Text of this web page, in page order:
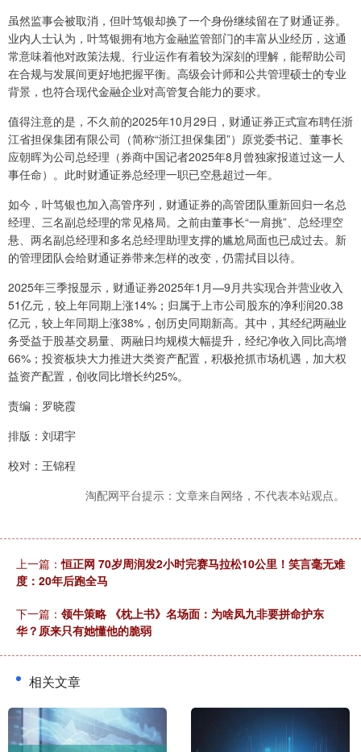
虽然监事会被取消，但叶笃银却换了一个身份继续留在了财通证券。
业内人士认为，叶笃银拥有地方金融监管部门的丰富从业经历，这通
常意味着他对政策法规、行业运作有着较为深刻的理解，能帮助公司
在合规与发展间更好地把握平衡。高级会计师和公共管理硕士的专业
背景，也符合现代金融企业对高管复合能力的要求。
值得注意的是，不久前的2025年10月29日，财通证券正式宣布聘任浙
江省担保集团有限公司（简称“浙江担保集团”）原党委书记、董事长
应朝晖为公司总经理（券商中国记者2025年8月曾独家报道过这一人
事任命）。此时财通证券总经理一职已空悬超过一年。
如今，叶笃银也加入高管序列，财通证券的高管团队重新回归一名总
经理、三名副总经理的常见格局。之前由董事长“一肩挑”、总经理空
悬、两名副总经理和多名总经理助理支撑的尴尬局面也已成过去。新
的管理团队会给财通证券带来怎样的改变，仍需拭目以待。
2025年三季报显示，财通证券2025年1月—9月共实现合并营业收入
51亿元，较上年同期上涨14%；归属于上市公司股东的净利润20.38
亿元，较上年同期上涨38%，创历史同期新高。其中，其经纪两融业
务受益于股基交易量、两融日均规模大幅提升，经纪净收入同比高增
66%；投资板块大力推进大类资产配置，积极抢抓市场机遇，加大权
益资产配置，创收同比增长约25%。
责编：罗晓霞
排版：刘珺宇
校对：王锦程
淘配网平台提示：文章来自网络，不代表本站观点。
上一篇：恒正网 70岁周润发2小时完赛马拉松10公里！笑言毫无难
度：20年后跑全马
下一篇： 领牛策略 《枕上书》名场面：为啥凤九非要拼命护东
华？原来只有她懂他的脆弱
相关文章